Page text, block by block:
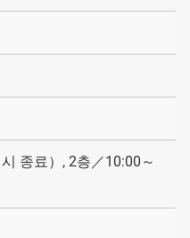
종료）, 2층／10:00～